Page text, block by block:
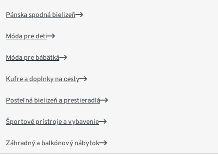
Pánska spodná bielizeň
Móda pre deti
Móda pre bábätká
Kufre a doplnky na cesty
Posteľná bielizeň a prestieradlá
Športové prístroje a vybavenie
Záhradný a balkónový nábytok